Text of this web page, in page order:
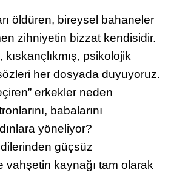
öldüren, bireysel bahaneler
zihniyetin bizzat kendisidir.
psikolojik
her dosyada duyuyoruz.
erkekler neden
babalarını
yöneliyor?
güçsüz
vahşetin kaynağı tam olarak